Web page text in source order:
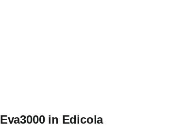
Eva3000 in Edicola